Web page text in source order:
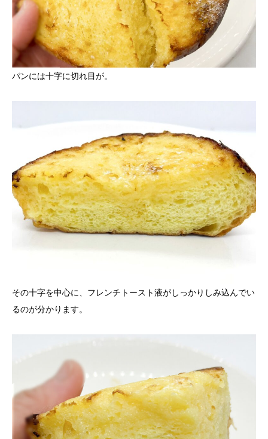
パンには十字に切れ目が。
その十字を中心に、フレンチトースト液がしっかりしみ込んでい
るのが分かります。